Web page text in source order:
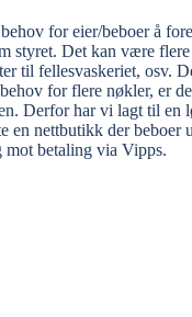
for eier/beboer å
styret. Det kan være flere
til fellesvaskeriet, osv.
for flere nøkler, er
Derfor har vi lagt til en
en nettbutikk der beboer
mot betaling via Vipps.